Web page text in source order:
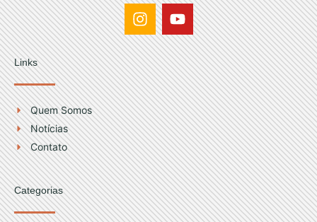
I
n
s
t
a
g
r
a
m
Y
o
u
t
u
b
e
Links
Quem Somos
Notícias
Contato
Categorias